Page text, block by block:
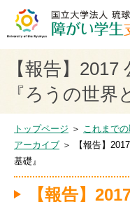
【報告】2017
『ろうの世界
トップページ ＞ これまで
アーカイブ ＞ 【報告】
基礎』
【報告】